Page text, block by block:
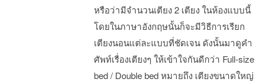
หรือว่ามีจำนวนเตียง 2 เตียง ในห้องแบบนี้
โดยในภาษาอังกฤษนั้นก็จะมีวิธีการเรียก
เตียงนอนแต่ละแบบที่ชัดเจน ดังนั้นมาดูคำ
ศัพท์เรื่องเตียงๆ ให้เข้าใจกันดีกว่า Full-size
bed / Double bed หมายถึง เตียงขนาดใหญ่